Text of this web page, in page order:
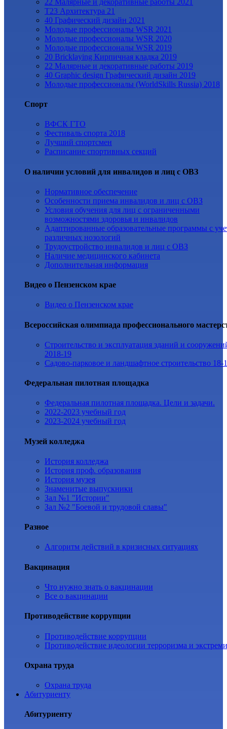
Т23 Архитектура 21
40 Графический дизайн 2021
Молодые профессионалы WSR 2021
Молодые профессионалы WSR 2020
Молодые профессионалы WSR 2019
20 Bricklaying Кирпичная кладка 2019
22 Малярные и декоративные работы 2019
40 Graphic design Графический дизайн 2019
Молодые профессионалы (WorldSkills Russia) 2018
Спорт
ВФСК ГТО
Фестиваль спорта 2018
Лучший спортсмен
Расписание спортивных секций
О наличии условий для инвалидов и лиц с ОВЗ
Нормативное обеспечение
Особенности приема инвалидов и лиц с ОВЗ
Условия обучения для лиц с ограниченными
возможностями здоровья и инвалидов
Адаптированные образовательные программы с
различных нозологий
Трудоустройство инвалидов и лиц с ОВЗ
Наличие медицинского кабинета
Дополнительная информация
Видео о Пензенском крае
Видео о Пензенском крае
Всероссийская олимпиада профессионального
Строительство и эксплуатация зданий и
2018-19
Садово-парковое и ландшафтное строительство 18-
Федеральная пилотная площадка
Федеральная пилотная площадка. Цели и задачи.
2022-2023 учебный год
2023-2024 учебный год
Музей колледжа
История колледжа
История проф. образования
История музея
Знаменитые выпускники
Зал №1 "Истории"
Зал №2 "Боевой и трудовой славы"
Разное
Алгоритм действий в кризисных ситуациях
Вакцинация
Что нужно знать о вакцинации
Все о вакцинации
Противодействие коррупции
Противодействие коррупции
Противодействие идеологии терроризма и
Охрана труда
Охрана труда
Абитуриенту
Абитуриенту